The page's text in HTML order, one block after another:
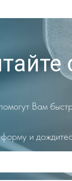
Вам
и